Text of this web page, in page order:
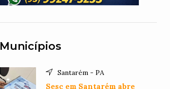
Municípios
Santarém - PA
Sesc em Santarém abre